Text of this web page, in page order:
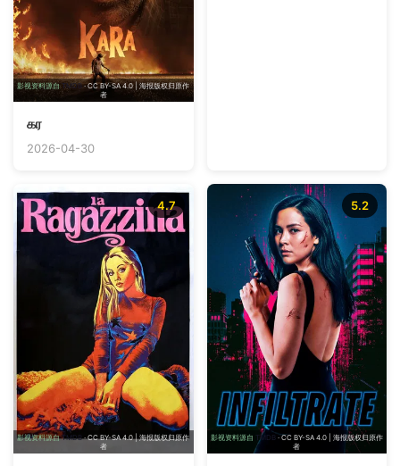
影视资料源自 TMDB· CC BY-SA 4.0 | 海报版权归原作
者
கர
2026-04-30
影视资料源自TMDB· CC BY-SA 4.0 | 海报版权归原作
者
4.7
影视资料源自 TMDB · CC BY-SA 4.0 | 海报版权归原作
者
5.2